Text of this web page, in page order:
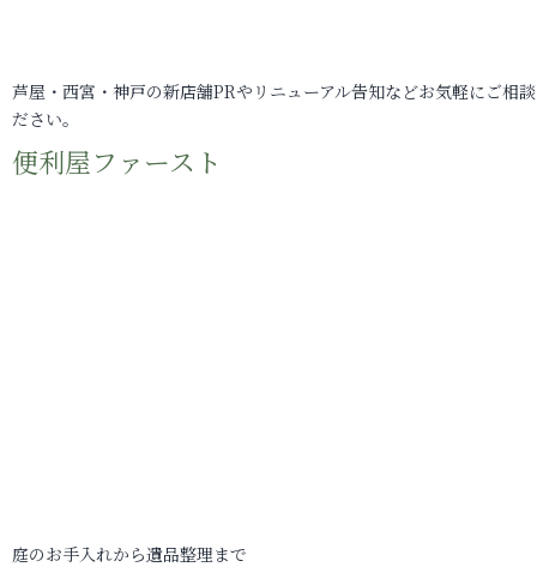
芦屋・西宮・神戸の新店舗PRやリニューアル告知などお気軽にご相
ださい。
便利屋ファースト
庭のお手入れから遺品整理まで